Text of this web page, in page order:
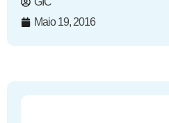
Maio 19, 2016